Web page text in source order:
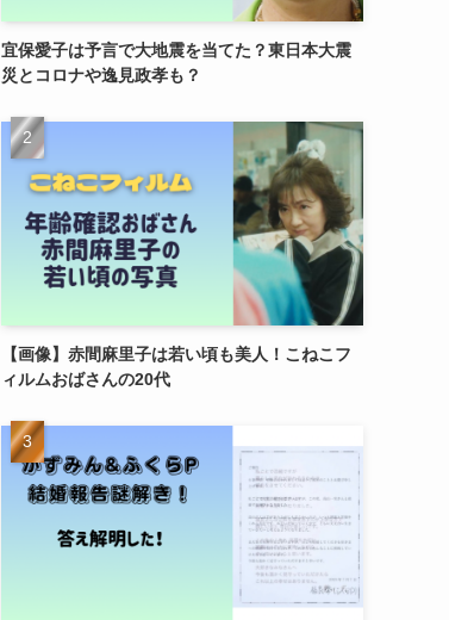
宜保愛子は予言で大地震を当てた？東日本大震
災とコロナや逸見政孝も？
【画像】赤間麻里子は若い頃も美人！こねこフ
ィルムおばさんの20代